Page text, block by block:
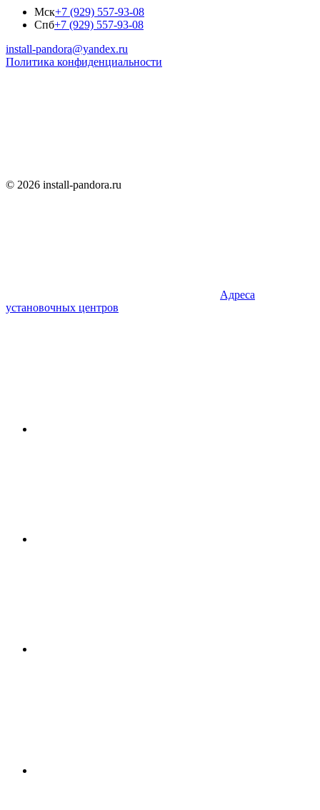
Мск+7 (929) 557-93-08
Спб+7 (929) 557-93-08
install-pandora@yandex.ru
Политика конфиденциальности
© 2026 install-pandora.ru
Адреса
установочных центров